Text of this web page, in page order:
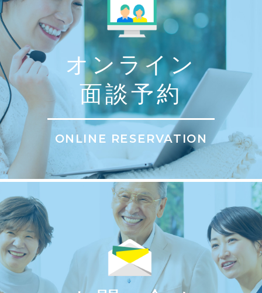
オンライン
面談予約
ONLINE RESERVATION